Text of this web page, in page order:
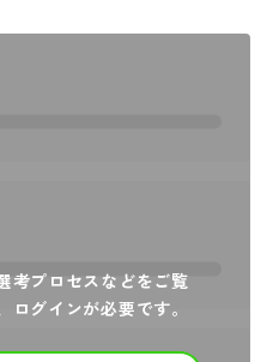
考プロセスなどをご覧
ログインが必要です。